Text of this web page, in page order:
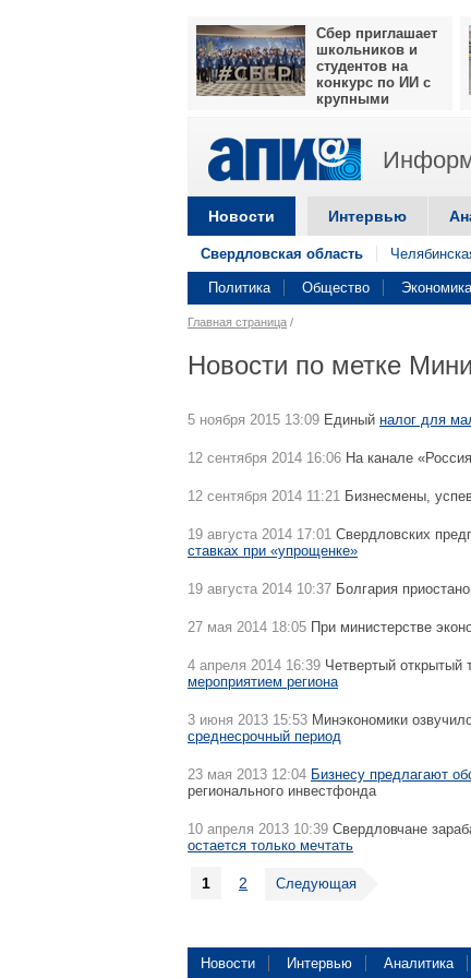
Сбер приглашает
школьников и
студентов на
конкурс по ИИ с
крупными
Новости Интервью
Свердловская область
Политика Общество Экономика
Главная страница /
Новости по метке
5 ноября 2015 13:09 Единый налог для
12 сентября 2014 16:06 На канале
12 сентября 2014 11:21 Бизнесмены,
19 августа 2014 17:01 Свердловских
ставках при «упрощенке»
19 августа 2014 10:37 Болгария
27 мая 2014 18:05 При министерстве
4 апреля 2014 16:39 Четвертый открытый
мероприятием региона
3 июня 2013 15:53 Минэкономики
среднесрочный период
23 мая 2013 12:04 Бизнесу предлагают
регионального инвестфонда
10 апреля 2013 10:39 Свердловчане
остается только мечтать
1 2 Следующая
Новости Интервью Аналитика